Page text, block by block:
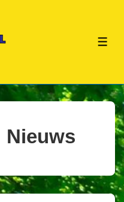
Nieuws